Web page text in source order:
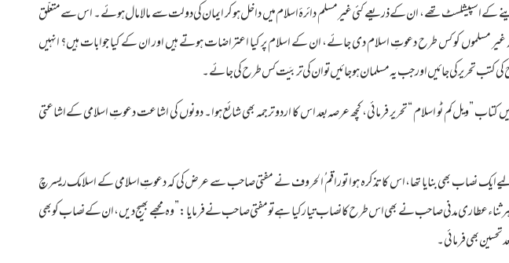
اسپیشلسٹ تھے، ان کے ذریعے کئی غیر مسلم دائرۂ اسلام میں داخل ہو کر ایمان کی دولت سے مالا مال ہوئے۔ اس سے متعلّق
مسلموں کو کس طرح دعوتِ اسلام دی جائے، ان کے اسلام پر کیا اعتراضات ہوتے ہیں اور ان کے کیا جوابات ہیں؟ انہیں
تحریر کی جائیں اور جب یہ مسلمان ہو جائیں تو ان کی تربیَت کس طرح کی جائے۔
کتاب ”ویل کم ٹو اسلام “تحریر فرمائی، کچھ عرصہ بعد اس کا اردو ترجمہ بھی شائع ہوا۔ دونوں کی اشاعت دعوتِ اسلامی کے اشاعتی
ایک نصاببھی بنایا تھا،اس کا تذکرہ ہوا تو راقم ُالحروف نے مفتی صاحب سے عرض کی کہ دعوتِ اسلامی کے اسلامک ریسرچ
طاہر ثناء عطاری مدنی صاحب نے بھی اس طرح کا نصاب تیار کیا ہے تو مفتی صاحب نے فرمایا:”وہ مجھے بھیج دیں،ان کے نصاب کو بھی
بھی فرمائی۔